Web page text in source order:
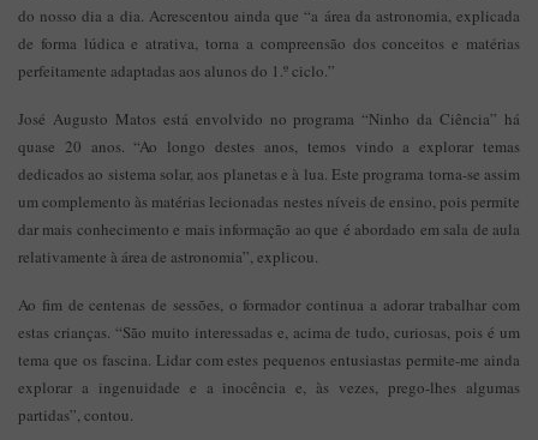
do nosso dia a dia. Acrescentou ainda que “a área da astronomia, explicada
de forma lúdica e atrativa, torna a compreensão dos conceitos e matérias
perfeitamente adaptadas aos alunos do 1.º ciclo.”
José Augusto Matos está envolvido no programa “Ninho da Ciência” há
quase 20 anos. “Ao longo destes anos, temos vindo a explorar temas
dedicados ao sistema solar, aos planetas e à lua. Este programa torna-se assim
um complemento às matérias lecionadas nestes níveis de ensino, pois permite
dar mais conhecimento e mais informação ao que é abordado em sala de aula
relativamente à área de astronomia”, explicou.
Ao fim de centenas de sessões, o formador continua a adorar trabalhar com
estas crianças. “São muito interessadas e, acima de tudo, curiosas, pois é um
tema que os fascina. Lidar com estes pequenos entusiastas permite-me ainda
explorar a ingenuidade e a inocência e, às vezes, prego-lhes algumas
partidas”, contou.